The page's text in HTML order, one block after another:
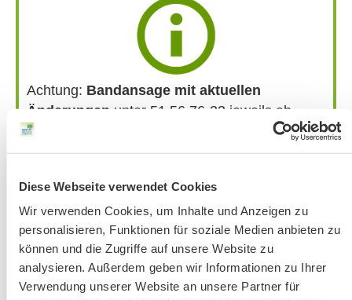
Diese Webseite verwendet Cookies
Wir verwenden Cookies, um Inhalte und Anzeigen zu
personalisieren, Funktionen für soziale Medien anbieten zu
können und die Zugriffe auf unsere Website zu
analysieren. Außerdem geben wir Informationen zu Ihrer
Verwendung unserer Website an unsere Partner für
Achtung: Bandansage mit aktuellen
Änderungen unter 51 56 76-33 jeweils ab
Donnerstag vor der Veranstaltung.
Bitte beachten Sie unsere Hinweise zu
Fahrkarten
Kontakt-Telefonnummern
AKTUELLE ÄNDERUNGEN BEIM BILDUNGSWERK: